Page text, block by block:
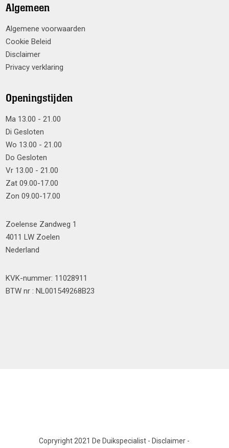
Algemeen
Algemene voorwaarden
Cookie Beleid
Disclaimer
Privacy verklaring
Openingstijden
Ma 13.00 - 21.00
Di Gesloten
Wo 13.00 - 21.00
Do Gesloten
Vr 13.00 - 21.00
Zat 09.00-17.00
Zon 09.00-17.00
Zoelense Zandweg 1
4011 LW Zoelen
Nederland
KVK-nummer: 11028911
BTW nr : NL001549268B23
Copryright 2021 De Duikspecialist - Disclaimer -